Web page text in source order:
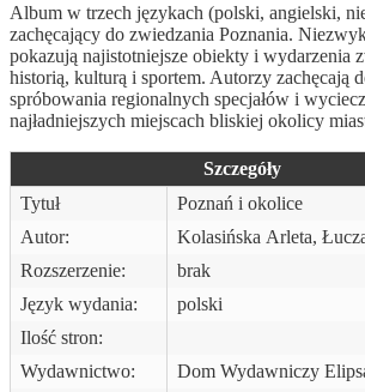
Album w trzech językach (polski, angielski,
zachęcający do zwiedzania Poznania.
pokazują najistotniejsze obiekty i wydarzenia
historią, kulturą i sportem. Autorzy zachęcają
spróbowania regionalnych specjałów i
najładniejszych miejscach bliskiej okolicy
Szczegóły
Tytuł
Poznań i okolice
Autor:
Kolasińska Arleta,
Rozszerzenie:
brak
Język wydania:
polski
Ilość stron:
Wydawnictwo:
Dom Wydawniczy